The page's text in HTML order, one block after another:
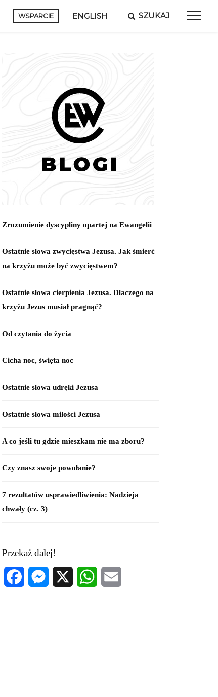
WSPARCIE ENGLISH SZUKAJ
Zrozumienie dyscypliny opartej na Ewangelii
Ostatnie słowa zwycięstwa Jezusa. Jak śmierć
na krzyżu może być zwycięstwem?
Ostatnie słowa cierpienia Jezusa. Dlaczego na
krzyżu Jezus musiał pragnąć?
Od czytania do życia
Cicha noc, święta noc
Ostatnie słowa udręki Jezusa
Ostatnie słowa miłości Jezusa
A co jeśli tu gdzie mieszkam nie ma zboru?
Czy znasz swoje powołanie?
7 rezultatów usprawiedliwienia: Nadzieja
chwały (cz. 3)
Przekaż dalej!